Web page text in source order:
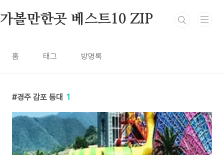
가볼만한곳 베스트10 ZIP
홈 태그 방명록
경주 감포 등대 1